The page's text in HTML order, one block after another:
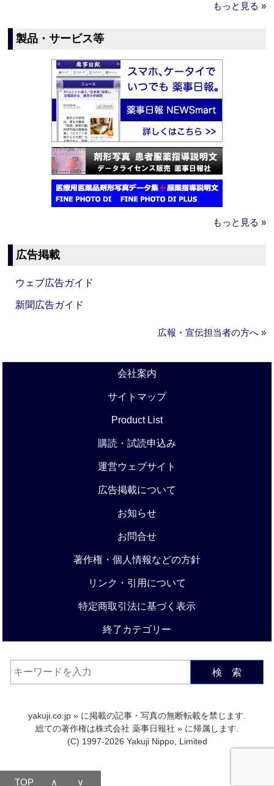
もっと見る »
製品・サービス等
もっと見る »
広告掲載
ウェブ広告ガイド
新聞広告ガイド
広報・宣伝担当者の方へ »
会社案内
サイトマップ
Product List
購読・試読申込み
運営ウェブサイト
広告掲載について
お知らせ
お問合せ
著作権・個人情報などの方針
リンク・引用について
特定商取引法に基づく表示
終了カテゴリー
検 索
yakuji.co.jp » に掲載の記事・写真の無断転載を禁じます.
総ての著作権は株式会社 薬事日報社 » に帰属します.
(C) 1997-2026 Yakuji Nippo, Limited
TOP ∧ ∨